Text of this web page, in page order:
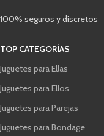
100% seguros y discretos
TOP CATEGORÍAS
Juguetes para Ellas
Juguetes para Ellos
Juguetes para Parejas
Juguetes para Bondage